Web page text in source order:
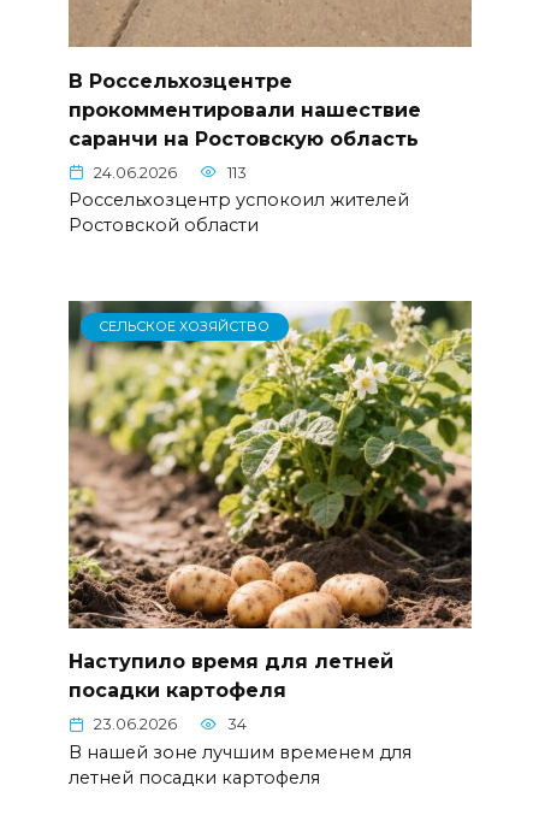
В Россельхозцентре
прокомментировали нашествие
саранчи на Ростовскую область
24.06.2026 113
Россельхозцентр успокоил жителей
Ростовской области
СЕЛЬСКОЕ ХОЗЯЙСТВО
Наступило время для летней
посадки картофеля
23.06.2026 34
В нашей зоне лучшим временем для
летней посадки картофеля